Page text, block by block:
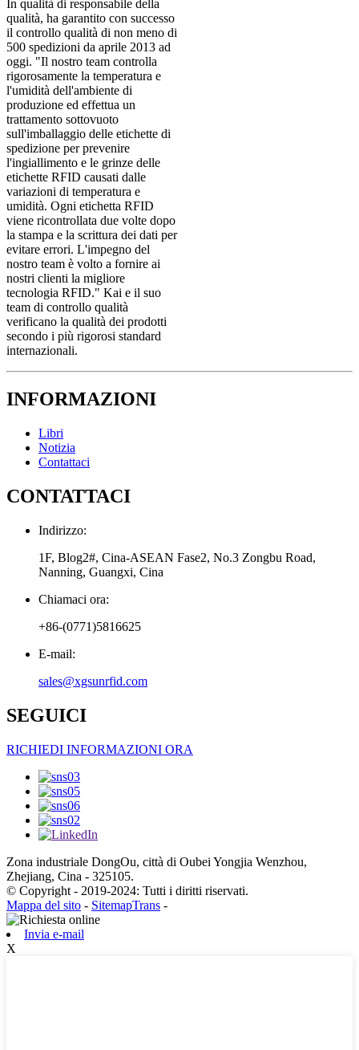
In qualità di responsabile della
qualità, ha garantito con successo
il controllo qualità di non meno di
500 spedizioni da aprile 2013 ad
oggi. "Il nostro team controlla
rigorosamente la temperatura e
l'umidità dell'ambiente di
produzione ed effettua un
trattamento sottovuoto
sull'imballaggio delle etichette di
spedizione per prevenire
l'ingiallimento e le grinze delle
etichette RFID causati dalle
variazioni di temperatura e
umidità. Ogni etichetta RFID
viene ricontrollata due volte dopo
la stampa e la scrittura dei dati per
evitare errori. L'impegno del
nostro team è volto a fornire ai
nostri clienti la migliore
tecnologia RFID." Kai e il suo
team di controllo qualità
verificano la qualità dei prodotti
secondo i più rigorosi standard
internazionali.
INFORMAZIONI
Libri
Notizia
Contattaci
CONTATTACI
Indirizzo:
1F, Blog2#, Cina-ASEAN Fase2, No.3 Zongbu Road,
Nanning, Guangxi, Cina
Chiamaci ora:
+86-(0771)5816625
E-mail:
sales@xgsunrfid.com
SEGUICI
RICHIEDI INFORMAZIONI ORA
Zona industriale DongOu, città di Oubei Yongjia Wenzhou,
Zhejiang, Cina - 325105.
© Copyright - 2019-2024: Tutti i diritti riservati.
Mappa del sito - SitemapTrans -
Invia e-mail
X